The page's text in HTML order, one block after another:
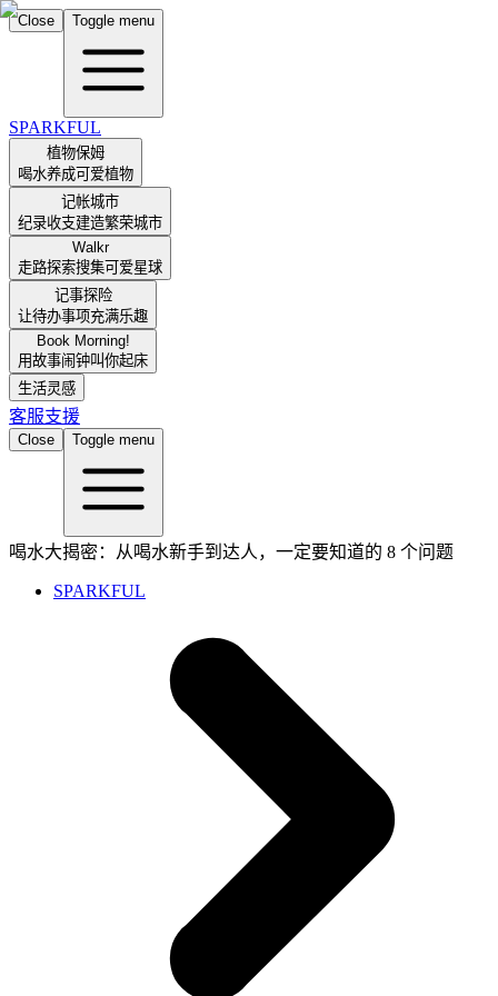
Close Toggle menu
SPARKFUL
植物保姆
喝水养成可爱植物
记帐城市
纪录收支建造繁荣城市
Walkr
走路探索搜集可爱星球
记事探险
让待办事项充满乐趣
Book Morning!
用故事闹钟叫你起床
生活灵感
客服支援
Close Toggle menu
喝水大揭密：从喝水新手到达人，一定要知道的 8 个问题
SPARKFUL